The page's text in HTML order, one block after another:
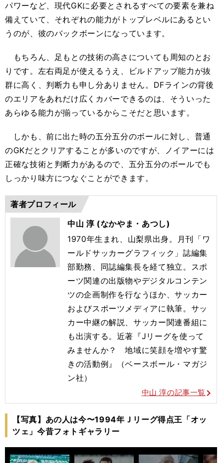
パワーなど、現代GKに必要とされるすべての要素を兼ね
備えていて、それぞれの能力がトップレベルにあるとい
うのが、彼のバックボーンになっています。
もちろん、足もとの技術の高さについても周知のとお
りです。左右両足が使えるうえ、ビルドアップ能力が抜
群に高く、判断力も申し分ありません。DFラインの背後
のエリアをあれだけ広くカバーできるのは、そういった
あらゆる能力が揃っているからこそだと思います。
しかも、前に出た時の五分五分のボールに対し、普通
のGKだとクリアすることが多いのですが、ノイアーには
正確な技術と判断力があるので、五分五分のボールでも
しっかり味方につなぐことができます。
著者プロフィール
中山 淳 (なかやま・あつし)
1970年生まれ、山梨県出身。月刊「ワ
ールドサッカーグラフィック」誌編集
部勤務、同誌編集長を経て独立。スポ
ーツ関連の出版物やデジタルコンテン
ツの企画制作を行なうほか、サッカー
およびスポーツメディアに執筆。サッ
カー中継の解説、サッカー関連番組に
も出演する。 近著『Jリーグを使って
みませんか？ 地域に笑顔を増やす驚
きの活動例』（ベースボール・マガジ
ン社）
中山 淳の記事一覧
【写真】あの人は今〜1994年Ｊリーグ得点王「オッ
ツェ」今昔フォトギャラリー